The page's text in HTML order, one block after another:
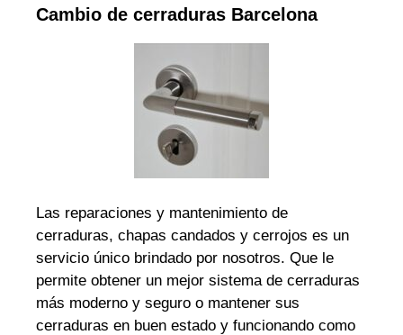
Cambio de cerraduras Barcelona
Las reparaciones y mantenimiento de
cerraduras, chapas candados y cerrojos es un
servicio único brindado por nosotros. Que le
permite obtener un mejor sistema de cerraduras
más moderno y seguro o mantener sus
cerraduras en buen estado y funcionando como